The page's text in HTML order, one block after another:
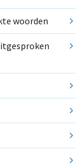
woorden